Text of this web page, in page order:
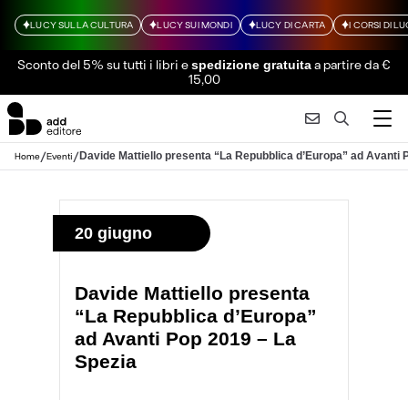
LUCY SULLA CULTURA LUCY SUI MONDI LUCY DI CARTA I CORSI DI
Sconto del 5% su tutti i libri espedizione gratuitaa partire da €
15,00
Home/Eventi/Davide Mattiello presenta “La Repubblica d’Europa” ad Avanti
20 giugno
Davide Mattiello presenta
“La Repubblica d’Europa”
ad Avanti Pop 2019 – La
Spezia